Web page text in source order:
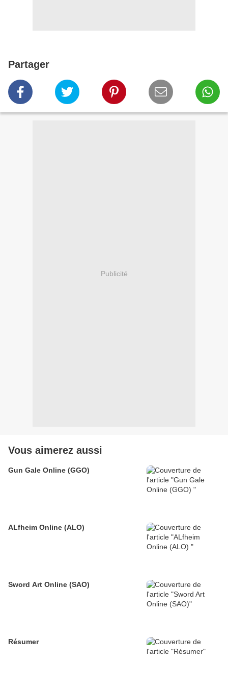
Partager
Publicité
Vous aimerez aussi
Gun Gale Online (GGO)
ALfheim Online (ALO)
Sword Art Online (SAO)
Résumer